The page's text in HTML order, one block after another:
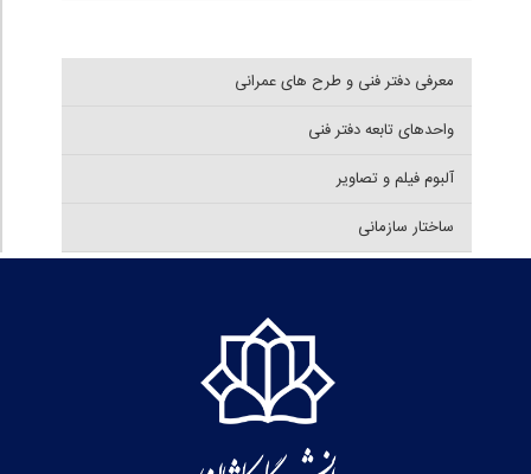
معرفی دفتر فنی و طرح های عمرانی
واحدهای تابعه دفتر فنی
آلبوم فیلم و تصاویر
ساختار سازمانی